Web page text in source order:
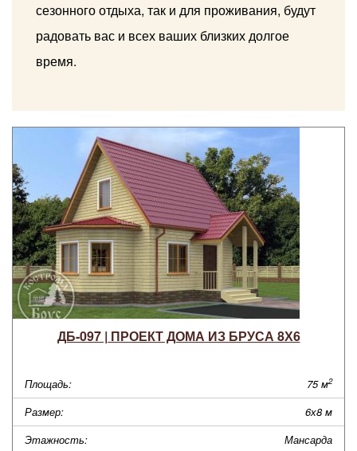
сезонного отдыха, так и для проживания, будут
радовать вас и всех ваших близких долгое
время.
ДБ-097 | ПРОЕКТ ДОМА ИЗ БРУСА 8Х6
Площадь: 75 м2
Размер:
6х8 м
Этажность:
Мансарда